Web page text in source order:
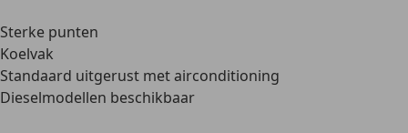
Sterke punten
Koelvak
Standaard uitgerust met airconditioning
Dieselmodellen beschikbaar